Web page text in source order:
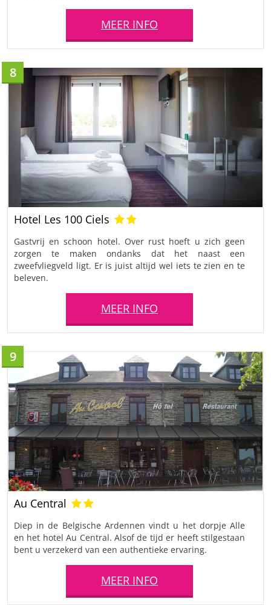
MEER INFO
8
Hotel Les 100 Ciels
Gastvrij en schoon hotel. Over rust hoeft u zich geen
zorgen te maken ondanks dat het naast een
zweefvliegveld ligt. Er is juist altijd wel iets te zien en te
beleven.
MEER INFO
9
Au Central
Diep in de Belgische Ardennen vindt u het dorpje Alle
en het hotel Au Central. Alsof de tijd er heeft stilgestaan
bent u verzekerd van een authentieke ervaring.
MEER INFO